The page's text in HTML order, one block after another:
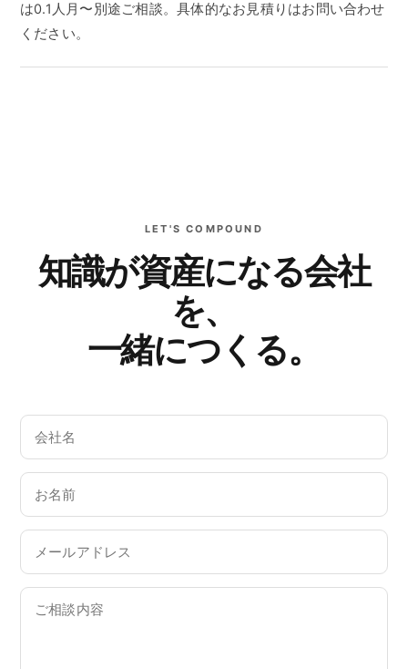
は0.1人月〜別途ご相談。具体的なお見積りはお問い合わせ
ください。
LET'S COMPOUND
知識が資産になる会社
を、
一緒につくる。